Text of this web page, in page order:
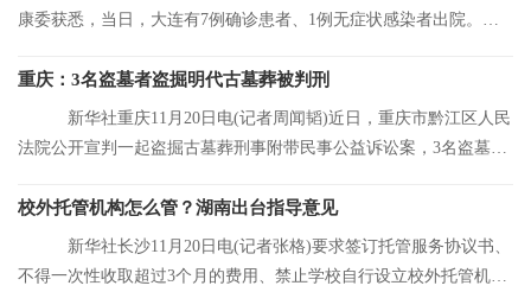
康委获悉，当日，大连有7例确诊患者、1例无症状感染者出院。目
重庆：3名盗墓者盗掘明代古墓葬被判刑
新华社重庆11月20日电(记者周闻韬)近日，重庆市黔江区人民
法院公开宣判一起盗掘古墓葬刑事附带民事公益诉讼案，3名盗墓者
校外托管机构怎么管？湖南出台指导意见
新华社长沙11月20日电(记者张格)要求签订托管服务协议书、
不得一次性收取超过3个月的费用、禁止学校自行设立校外托管机